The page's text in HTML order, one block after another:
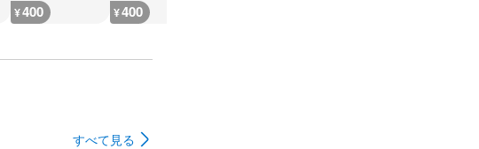
¥400 ¥400
すべて見る